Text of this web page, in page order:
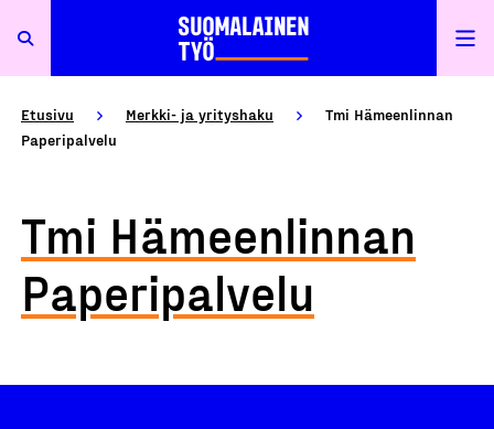
Etusivu Merkki- ja yrityshaku
Tmi Hämeenlinnan
Paperipalvelu
Tmi Hämeenlinnan
Paperipalvelu